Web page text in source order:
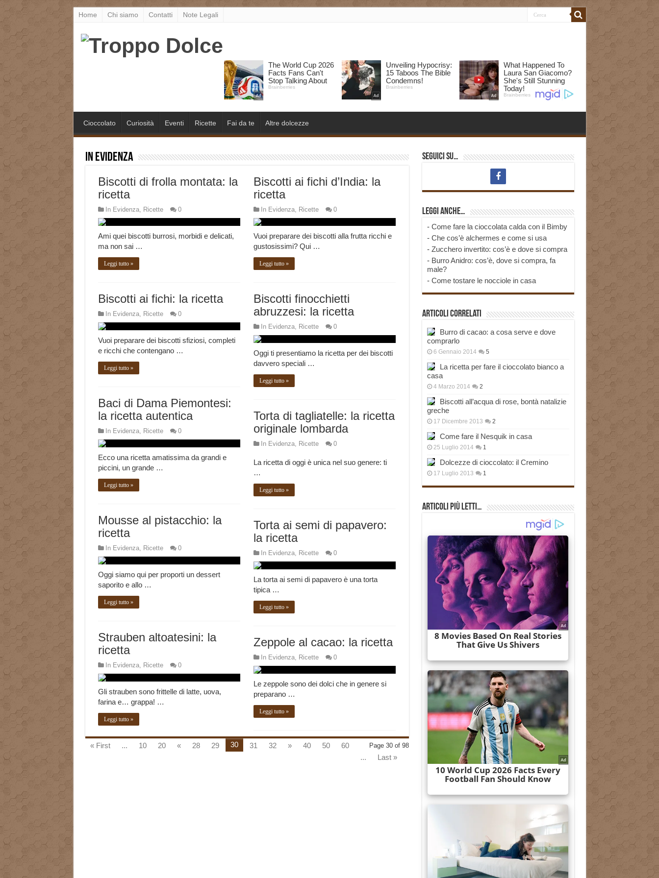
Home Chi siamo Contatti Note Legali
Cioccolato Curiosità Eventi Ricette Fai da te Altre dolcezze
In Evidenza
Biscotti di frolla montata: la
ricetta
In Evidenza, Ricette 0
Ami quei biscotti burrosi, morbidi e delicati,
ma non sai …
Leggi tutto »
Biscotti ai fichi d’India: la
ricetta
In Evidenza, Ricette 0
Vuoi preparare dei biscotti alla frutta ricchi e
gustosissimi? Qui …
Leggi tutto »
Biscotti ai fichi: la ricetta
In Evidenza, Ricette 0
Vuoi preparare dei biscotti sfiziosi, completi
e ricchi che contengano …
Leggi tutto »
Biscotti finocchietti
abruzzesi: la ricetta
In Evidenza, Ricette 0
Oggi ti presentiamo la ricetta per dei biscotti
davvero speciali …
Leggi tutto »
Baci di Dama Piemontesi:
la ricetta autentica
In Evidenza, Ricette 0
Ecco una ricetta amatissima da grandi e
piccini, un grande …
Leggi tutto »
Torta di tagliatelle: la ricetta
originale lombarda
In Evidenza, Ricette 0
La ricetta di oggi è unica nel suo genere: ti
…
Leggi tutto »
Mousse al pistacchio: la
ricetta
In Evidenza, Ricette 0
Oggi siamo qui per proporti un dessert
saporito e allo …
Leggi tutto »
Torta ai semi di papavero:
la ricetta
In Evidenza, Ricette 0
La torta ai semi di papavero è una torta
tipica …
Leggi tutto »
Strauben altoatesini: la
ricetta
In Evidenza, Ricette 0
Gli strauben sono frittelle di latte, uova,
farina e… grappa! …
Leggi tutto »
Zeppole al cacao: la ricetta
In Evidenza, Ricette 0
Le zeppole sono dei dolci che in genere si
preparano …
Leggi tutto »
Page 30 of 98
« First ... 10 20 « 28 29 30 31 32 » 40 50
60
...
Last »
Seguici su…
Leggi anche…
- Come fare la cioccolata calda con il Bimby
- Che cos’è alchermes e come si usa
- Zucchero invertito: cos’è e dove si compra
- Burro Anidro: cos’è, dove si compra, fa
male?
- Come tostare le nocciole in casa
Articoli correlati
Burro di cacao: a cosa serve e dove
comprarlo
6 Gennaio 2014 5
La ricetta per fare il cioccolato bianco a
casa
4 Marzo 2014 2
Biscotti all’acqua di rose, bontà natalizie
greche
17 Dicembre 2013 2
Come fare il Nesquik in casa
25 Luglio 2014 1
Dolcezze di cioccolato: il Cremino
17 Luglio 2013 1
Articoli più Letti…